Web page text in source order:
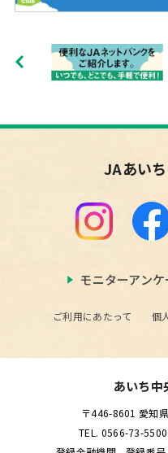
JAあい
モニターアンケ
ご利用にあたって 個
あいち中
〒446-8601 愛知
TEL. 0566-73-